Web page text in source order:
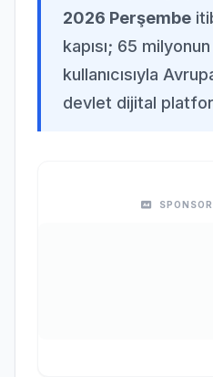
2026 Perşembe
kapısı; 65
kullanıcısıyla
devlet dijital